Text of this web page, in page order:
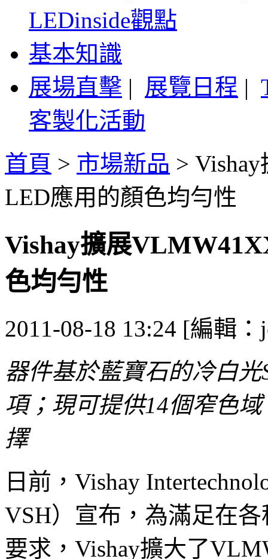
LEDinside觀點
基本知識
展場直擊 | 展覽日程 |
客製化活動
首頁 > 市場新品 >
LED應用的顏色均勻性
Vishay擴展
色均勻性
2011-08-18 13:24 [編輯
器件基於藍寶石的冷白
項；現可提供14個窄色
擇
日前，Vishay
VSH）宣布，為滿足在
要求，Vishay擴大了